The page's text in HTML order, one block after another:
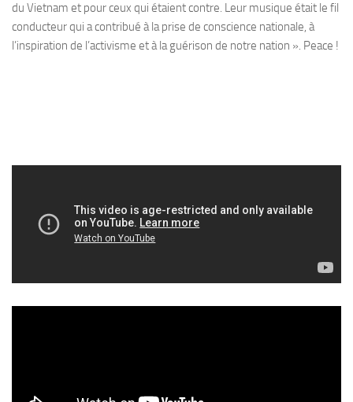
du Vietnam et pour ceux qui étaient contre. Leur musique était le fil
conducteur qui a contribué à la prise de conscience nationale, à
l’inspiration de l’activisme et à la guérison de notre nation ». Peace !